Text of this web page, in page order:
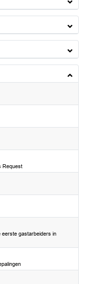
Request
eerste gastarbeiders in